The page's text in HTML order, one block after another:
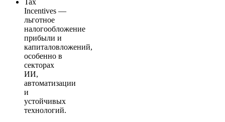
Incentives —
льготное
налогообложение
прибыли и
капиталовложений,
особенно в
секторах
ИИ,
автоматизации
и
устойчивых
технологий.